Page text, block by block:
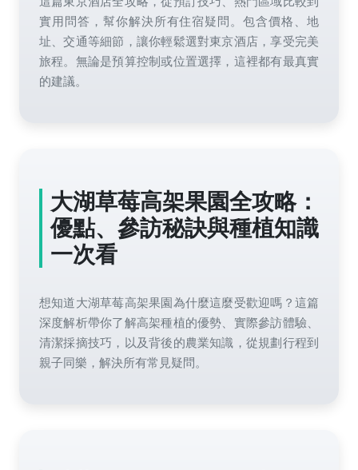
實用問答，幫你解決所有住宿疑問。包含價格、地
址、交通等細節，讓你輕鬆選對東京酒店，享受完美
旅程。無論是預算控制或位置選擇，這裡都有最真實
的建議。
大湖草莓高架果園全攻略：
優點、參訪秘訣與種植知識
一次看
想知道大湖草莓高架果園為什麼這麼受歡迎嗎？這篇
深度解析帶你了解高架種植的優勢、實際參訪體驗、
清潔採摘技巧，以及背後的農業知識，從規劃行程到
親子同樂，解決所有常見疑問。